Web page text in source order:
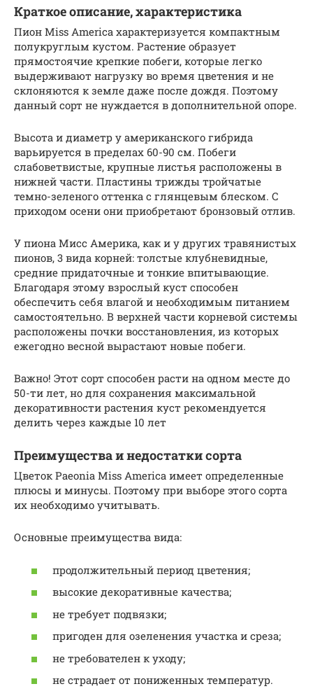
Краткое описание, характеристика
Пион Miss America характеризуется компактным
полукруглым кустом. Растение образует
прямостоячие крепкие побеги, которые легко
выдерживают нагрузку во время цветения и не
склоняются к земле даже после дождя. Поэтому
данный сорт не нуждается в дополнительной опоре.
Высота и диаметр у американского гибрида
варьируется в пределах 60-90 см. Побеги
слабоветвистые, крупные листья расположены в
нижней части. Пластины трижды тройчатые
темно-зеленого оттенка с глянцевым блеском. С
приходом осени они приобретают бронзовый отлив.
У пиона Мисс Америка, как и у других травянистых
пионов, 3 вида корней: толстые клубневидные,
средние придаточные и тонкие впитывающие.
Благодаря этому взрослый куст способен
обеспечить себя влагой и необходимым питанием
самостоятельно. В верхней части корневой системы
расположены почки восстановления, из которых
ежегодно весной вырастают новые побеги.
Важно! Этот сорт способен расти на одном месте до
50-ти лет, но для сохранения максимальной
декоративности растения куст рекомендуется
делить через каждые 10 лет
Преимущества и недостатки сорта
Цветок Paeonia Miss America имеет определенные
плюсы и минусы. Поэтому при выборе этого сорта
их необходимо учитывать.
Основные преимущества вида:
продолжительный период цветения;
высокие декоративные качества;
не требует подвязки;
пригоден для озеленения участка и среза;
не требователен к уходу;
не страдает от пониженных температур.